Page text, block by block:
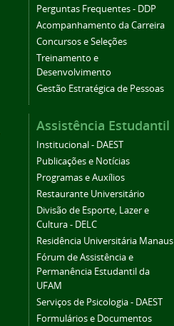
Perguntas Frequentes - DDP
Acompanhamento da Carreira
Concursos e Seleções
Treinamento e
Desenvolvimento
Gestão Estratégica de Pessoas
Assistência Estudantil
Institucional - DAEST
Publicações e Notícias
Programas e Auxílios
Restaurante Universitário
Divisão de Esporte, Lazer e
Cultura - DELC
Residência Universitária Manaus
Fórum de Assistência e
Permanência Estudantil da
UFAM
Serviços de Psicologia - DAEST
Formulários e Documentos